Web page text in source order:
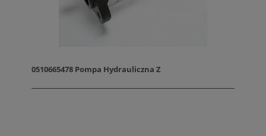
0510665478 Pompa Hydrauliczna Z